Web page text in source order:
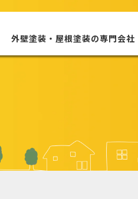
外壁塗装・屋根塗装の専門会社